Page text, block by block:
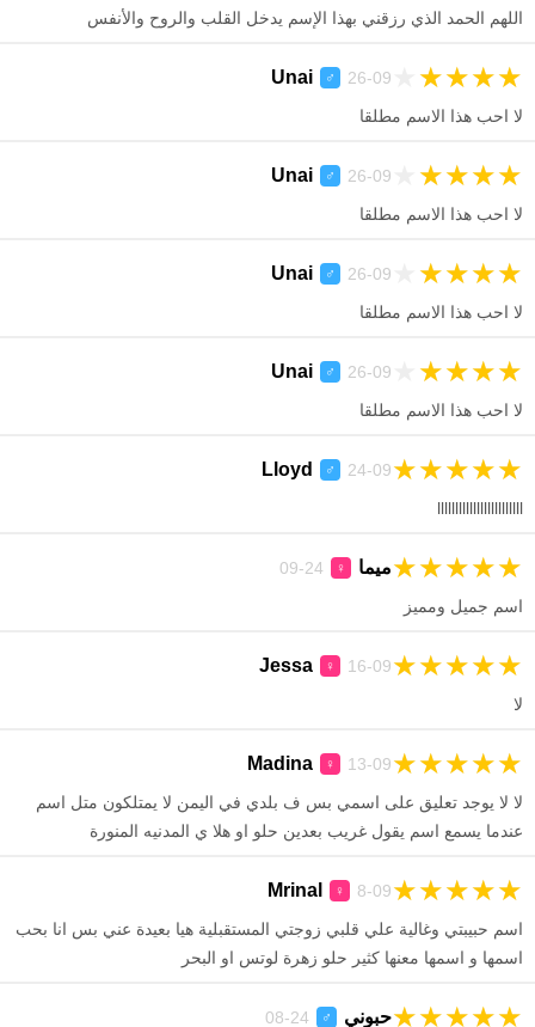
اللهم الحمد الذي رزقني بهذا الإسم يدخل القلب والروح والأنفس
Unai ♂ 26-09 ★
★
★
★
لا احب هذا الاسم مطلقا
Unai ♂ 26-09 ★
★
★
★
لا احب هذا الاسم مطلقا
Unai ♂ 26-09 ★
★
★
★
لا احب هذا الاسم مطلقا
Unai ♂ 26-09 ★
★
★
★
لا احب هذا الاسم مطلقا
Lloyd ♂ 24-09 ★
★
★
★
★
llllllllllllllllllllllll
ميما ♀
24-09 ★
★
★
★
★
اسم جميل ومميز
Jessa ♀ 16-09 ★
★
★
★
★
لا
Madina ♀ 13-09 ★
★
★
★
★
لا لا يوجد تعليق على اسمي بس ف بلدي في اليمن لا يمتلكون متل اسم
عندما يسمع اسم يقول غريب بعدين حلو او هلا ي المدنيه المنورة
Mrinal ♀ 8-09 ★
★
★
★
★
اسم حبيبتي وغالية علي قلبي زوجتي المستقبلية هيا بعيدة عني بس انا بحب
اسمها و اسمها معنها كثير حلو زهرة لوتس او البحر
حبوني ♂
24-08 ★
★
★
★
★